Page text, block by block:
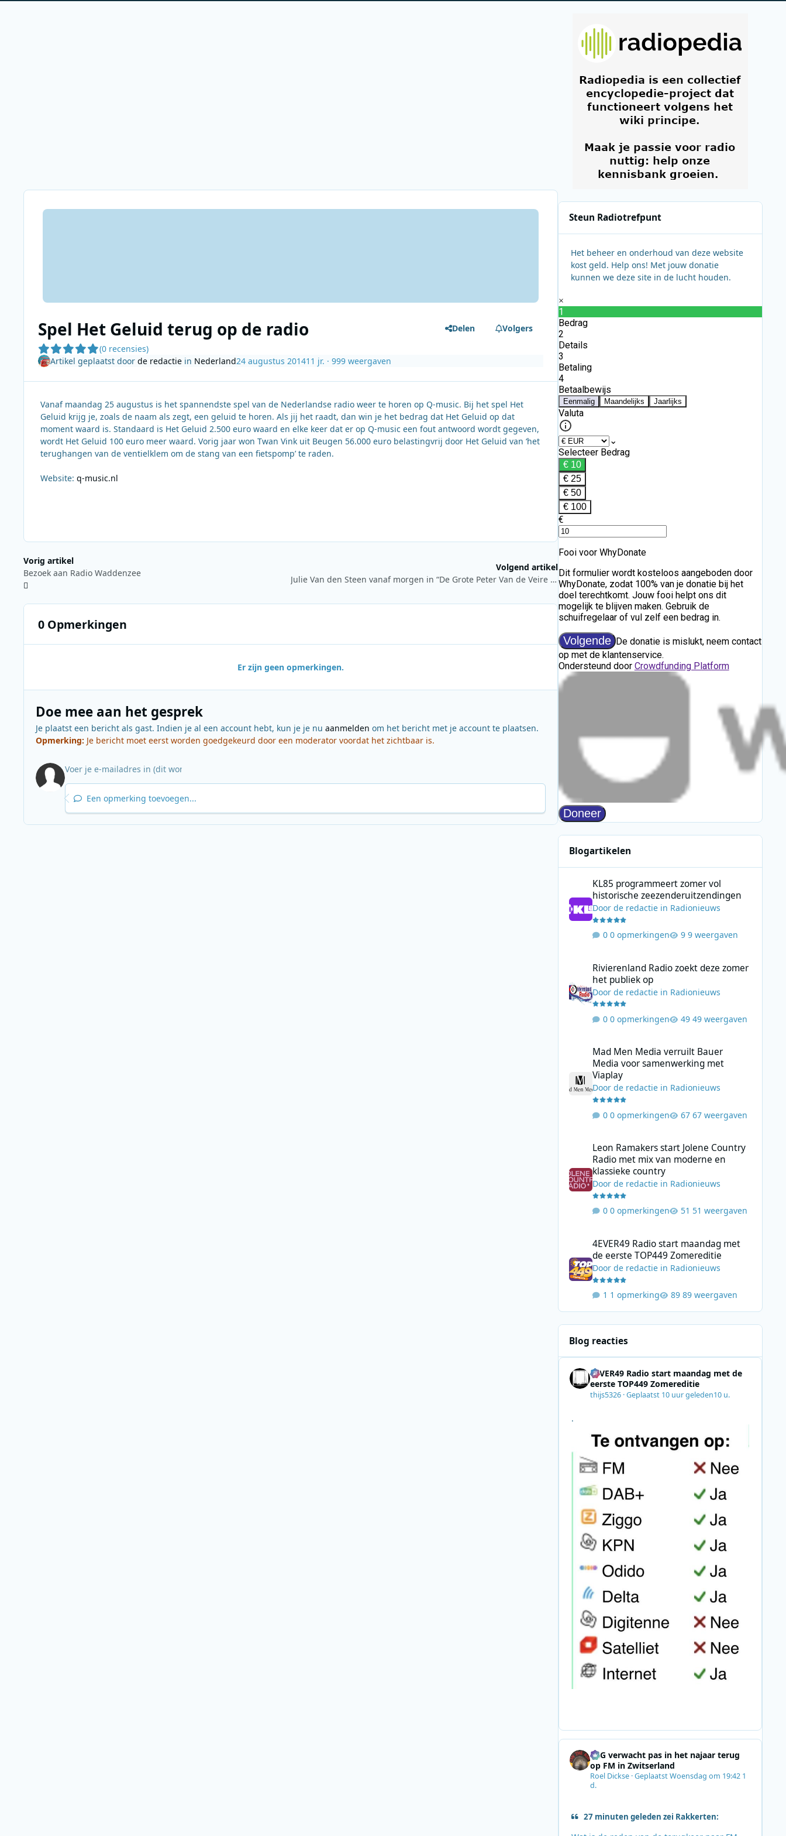
Spel Het Geluid terug op de radio
(0 recensies)
Delen Volgers
Artikel geplaatst door de redactiein Nederland24 augustus 201411 jr. · 999 weergaven
Vanaf maandag 25 augustus is het spannendste spel van de Nederlandse radio weer te horen op Q-music. Bij het spel Het
Geluid krijg je, zoals de naam als zegt, een geluid te horen. Als jij het raadt, dan win je het bedrag dat Het Geluid op dat
moment waard is. Standaard is Het Geluid 2.500 euro waard en elke keer dat er op Q-music een fout antwoord wordt gegeven,
wordt Het Geluid 100 euro meer waard. Vorig jaar won Twan Vink uit Beugen 56.000 euro belastingvrij door Het Geluid van ‘het
terughangen van de ventielklem om de stang van een fietspomp’ te raden.
Website: q-music.nl
Vorig artikel
Bezoek aan Radio Waddenzee
Volgend artikel
Julie Van den Steen vanaf morgen in “De Grote Peter Van de Veire Ochtendshow”
0 Opmerkingen
Er zijn geen opmerkingen.
Doe mee aan het gesprek
Je plaatst een bericht als gast. Indien je al een account hebt, kun je je nu aanmelden om het bericht met je account te plaatsen.
Opmerking: Je bericht moet eerst worden goedgekeurd door een moderator voordat het zichtbaar is.
Een opmerking toevoegen...
Steun Radiotrefpunt
Het beheer en onderhoud van deze website
kost geld. Help ons! Met jouw donatie
kunnen we deze site in de lucht houden.
Blogartikelen
KL85 programmeert zomer vol
historische zeezenderuitzendingen
Door de redactiein Radionieuws
0 opmerkingen 9 weergaven
Rivierenland Radio zoekt deze zomer
het publiek op
Door de redactiein Radionieuws
0 opmerkingen 49 weergaven
Mad Men Media verruilt Bauer
Media voor samenwerking met
Viaplay
Door de redactiein Radionieuws
0 opmerkingen 67 weergaven
Leon Ramakers start Jolene Country
Radio met mix van moderne en
klassieke country
Door de redactiein Radionieuws
0 opmerkingen 51 weergaven
4EVER49 Radio start maandag met
de eerste TOP449 Zomereditie
Door de redactiein Radionieuws
1 opmerking 89 weergaven
Blog reacties
4EVER49 Radio start maandag met de
eerste TOP449 Zomereditie
thijs5326·Geplaatst 10 uur geleden10 u.
.
SRG verwacht pas in het najaar terug
op FM in Zwitserland
Roel Dickse·GeplaatstWoensdag om 19:42 1
d.
27 minuten geleden zei Rakkerten: